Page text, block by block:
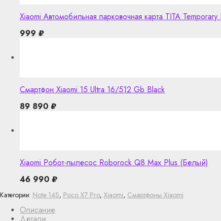
Описание
Категории: Note 14S, Poco X7 Pro, Xiaomi, Смартфоны Xiaomi
Xiaomi Автомобильная парковочная карта TITA
999 ₽
Смартфон Xiaomi 15 Ultra 16/512 Gb Black
89 890 ₽
Xiaomi Робот-пылесос Roborock Q8 Max Plus (Белый)
46 990 ₽